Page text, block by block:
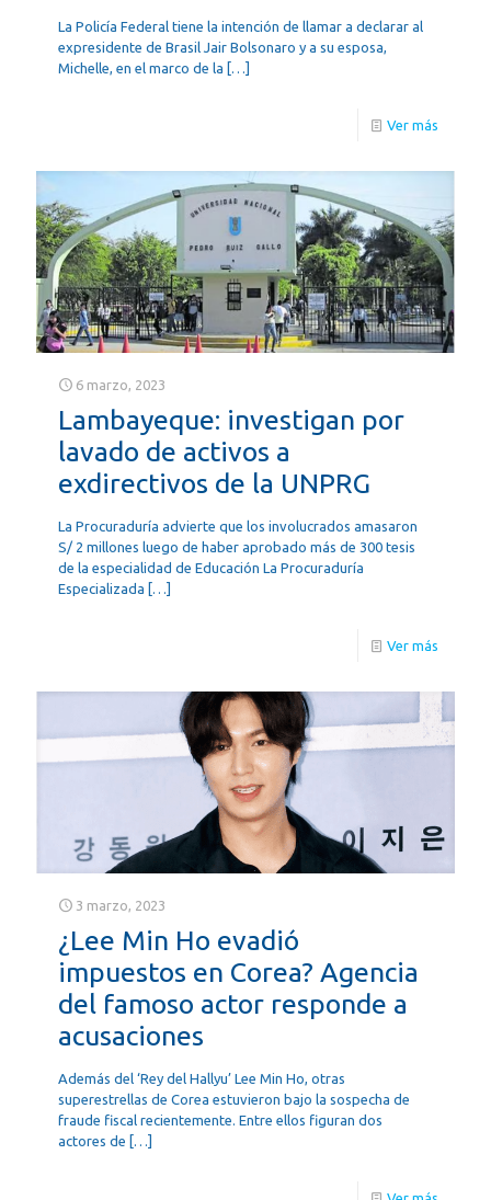
La Policía Federal tiene la intención de llamar a declarar al
expresidente de Brasil Jair Bolsonaro y a su esposa,
Michelle, en el marco de la […]
Ver más
6 marzo, 2023
Lambayeque: investigan por
lavado de activos a
exdirectivos de la UNPRG
La Procuraduría advierte que los involucrados amasaron
S/ 2 millones luego de haber aprobado más de 300 tesis
de la especialidad de Educación La Procuraduría
Especializada […]
Ver más
3 marzo, 2023
¿Lee Min Ho evadió
impuestos en Corea? Agencia
del famoso actor responde a
acusaciones
Además del ‘Rey del Hallyu’ Lee Min Ho, otras
superestrellas de Corea estuvieron bajo la sospecha de
fraude fiscal recientemente. Entre ellos figuran dos
actores de […]